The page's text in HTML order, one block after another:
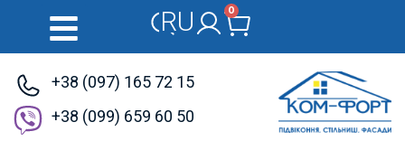
RU
UK 0
+38 (097) 165 72 15
+38 (099) 659 60 50